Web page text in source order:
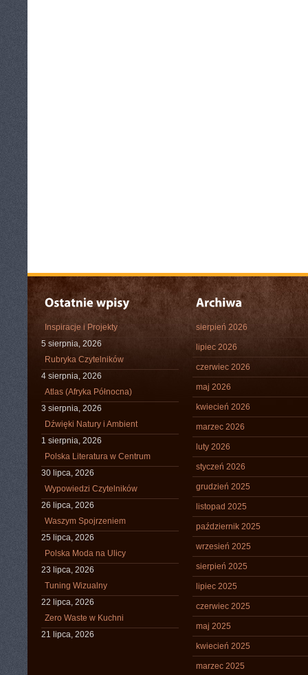
Inspiracje i Projekty
5 sierpnia, 2026
Rubryka Czytelników
4 sierpnia, 2026
Atlas (Afryka Północna)
3 sierpnia, 2026
Dźwięki Natury i Ambient
1 sierpnia, 2026
Polska Literatura w Centrum
30 lipca, 2026
Wypowiedzi Czytelników
26 lipca, 2026
Waszym Spojrzeniem
25 lipca, 2026
Polska Moda na Ulicy
23 lipca, 2026
Tuning Wizualny
22 lipca, 2026
Zero Waste w Kuchni
21 lipca, 2026
sierpień 2026
lipiec 2026
czerwiec 2026
maj 2026
kwiecień 2026
marzec 2026
luty 2026
styczeń 2026
grudzień 2025
listopad 2025
październik 2025
wrzesień 2025
sierpień 2025
lipiec 2025
czerwiec 2025
maj 2025
kwiecień 2025
marzec 2025